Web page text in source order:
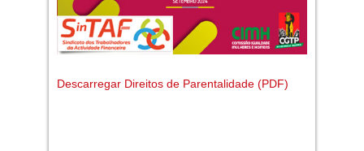
Descarregar Direitos de Parentalidade (PDF)